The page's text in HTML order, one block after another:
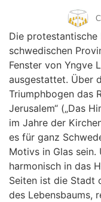
Die
schwedischen
Fenster von Yngve
ausgestattet. Über
Triumphbogen das
Jerusalem“ („Das
im Jahre der
es für ganz
Motivs in Glas
harmonisch in das
Seiten ist die Stadt
des Lebensbaums,